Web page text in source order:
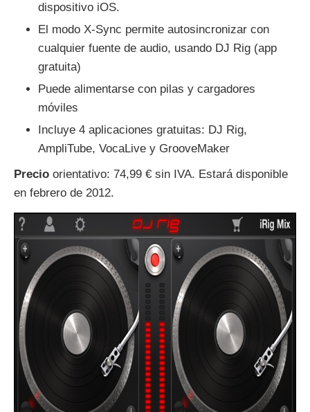
dispositivo iOS.
El modo X-Sync permite autosincronizar con
cualquier fuente de audio, usando DJ Rig (app
gratuita)
Puede alimentarse con pilas y cargadores
móviles
Incluye 4 aplicaciones gratuitas: DJ Rig,
AmpliTube, VocaLive y GrooveMaker
Precio orientativo: 74,99 € sin IVA. Estará disponible
en febrero de 2012.